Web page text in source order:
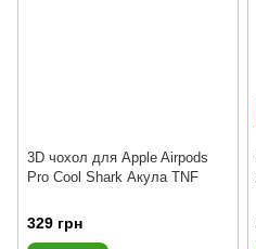
3D чохол для Apple Airpods
Pro Cool Shark Акула TNF
329 грн